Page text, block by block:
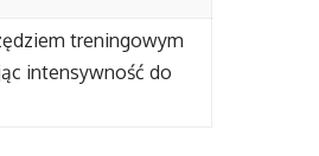
treningowym
intensywność do